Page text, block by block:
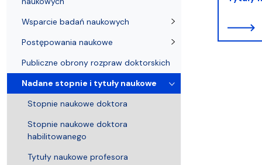
Wsparcie badań naukowych
Postępowania naukowe
Publiczne obrony rozpraw doktorskich
Nadane stopnie i tytuły naukowe
Stopnie naukowe doktora
Stopnie naukowe doktora
habilitowanego
Tytuły naukowe profesora